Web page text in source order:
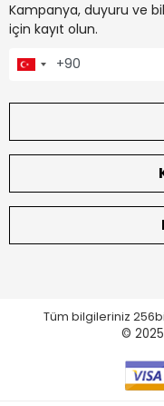
Kampanya, duyuru ve
için kayıt olun.
Tüm bilgileriniz
© 2025